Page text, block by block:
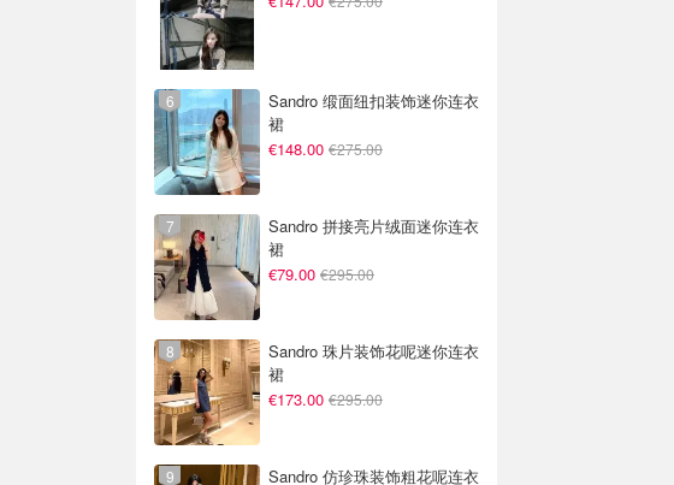
Sandro 缎面纽扣装饰迷你连衣
裙
€148.00 €275.00
Sandro 拼接亮片绒面迷你连衣
裙
€79.00 €295.00
Sandro 珠片装饰花呢迷你连衣
裙
€173.00 €295.00
Sandro 仿珍珠装饰粗花呢连衣